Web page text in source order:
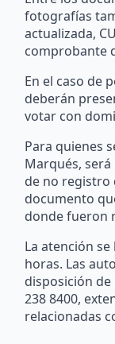
fotografías
actualizada,
comprobante
En el caso de
deberán
votar con
Para quienes
Marqués,
de no registro
documento
donde fueron
La atención
horas. Las
disposición
238 8400,
relacionadas